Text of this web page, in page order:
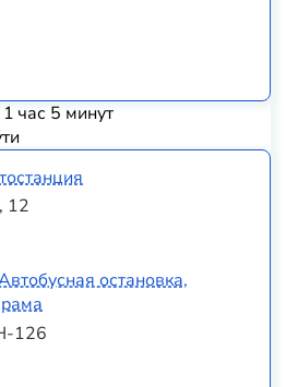
час 5 минут
12
остановка,
126